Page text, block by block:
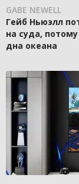
GABE NEWELL
Гейб Ньюэлл
на суда,
дна океана